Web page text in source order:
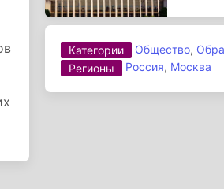
Категории Общество,
Регионы
Россия, Москва